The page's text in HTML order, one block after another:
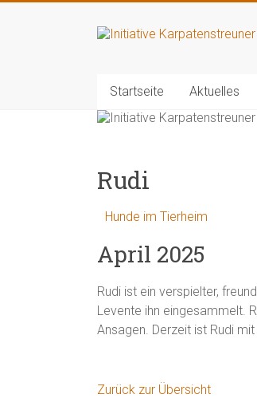
Initiative
e.
Hilfe
für
den
in
Rumänien
Startseite Aktuelles
Rudi
Hunde im Tierheim
April 2025
Rudi ist ein verspielter,
Levente ihn eingesammelt.
Ansagen. Derzeit ist Rudi
Zurück zur Übersicht